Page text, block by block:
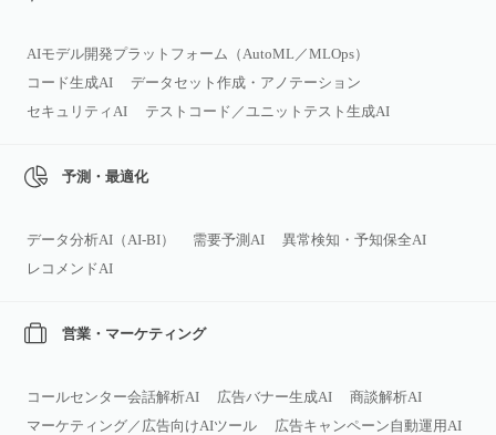
AIモデル開発プラットフォーム（AutoML／MLOps）
コード生成AI
データセット作成・アノテーション
セキュリティAI
テストコード／ユニットテスト生成AI
予測・最適化
データ分析AI（AI‑BI） 需要予測AI
異常検知・予知保全AI
レコメンドAI
営業・マーケティング
コールセンター会話解析AI 広告バナー生成AI
商談解析AI
マーケティング／広告向けAIツール
広告キャンペーン自動運用AI